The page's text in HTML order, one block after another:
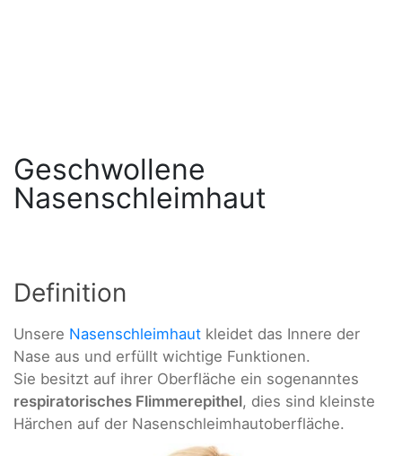
Geschwollene
Nasenschleimhaut
Definition
Unsere Nasenschleimhaut kleidet das Innere der
Nase aus und erfüllt wichtige Funktionen.
Sie besitzt auf ihrer Oberfläche ein sogenanntes
respiratorisches Flimmerepithel, dies sind kleinste
Härchen auf der Nasenschleimhautoberfläche.